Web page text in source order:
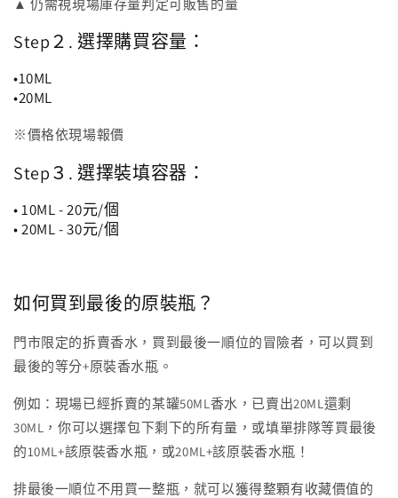
▲ 仍需視現場庫存量判定可販售的量
Step２. 選擇購買容量：
•10ML
•20ML
※價格依現場報價
Step３. 選擇裝填容器：
• 10ML - 20元/個
• 20ML - 30元/個
如何買到最後的原裝瓶？
門市限定的拆賣香水，買到最後一順位的冒險者，可以買到
最後的等分+原裝香水瓶。
例如：現場已經拆賣的某罐50ML香水，已賣出20ML還剩
30ML，你可以選擇包下剩下的所有量，或填單排隊等買最後
的10ML+該原裝香水瓶，或20ML+該原裝香水瓶！
排最後一順位不用買一整瓶，就可以獲得整顆有收藏價值的